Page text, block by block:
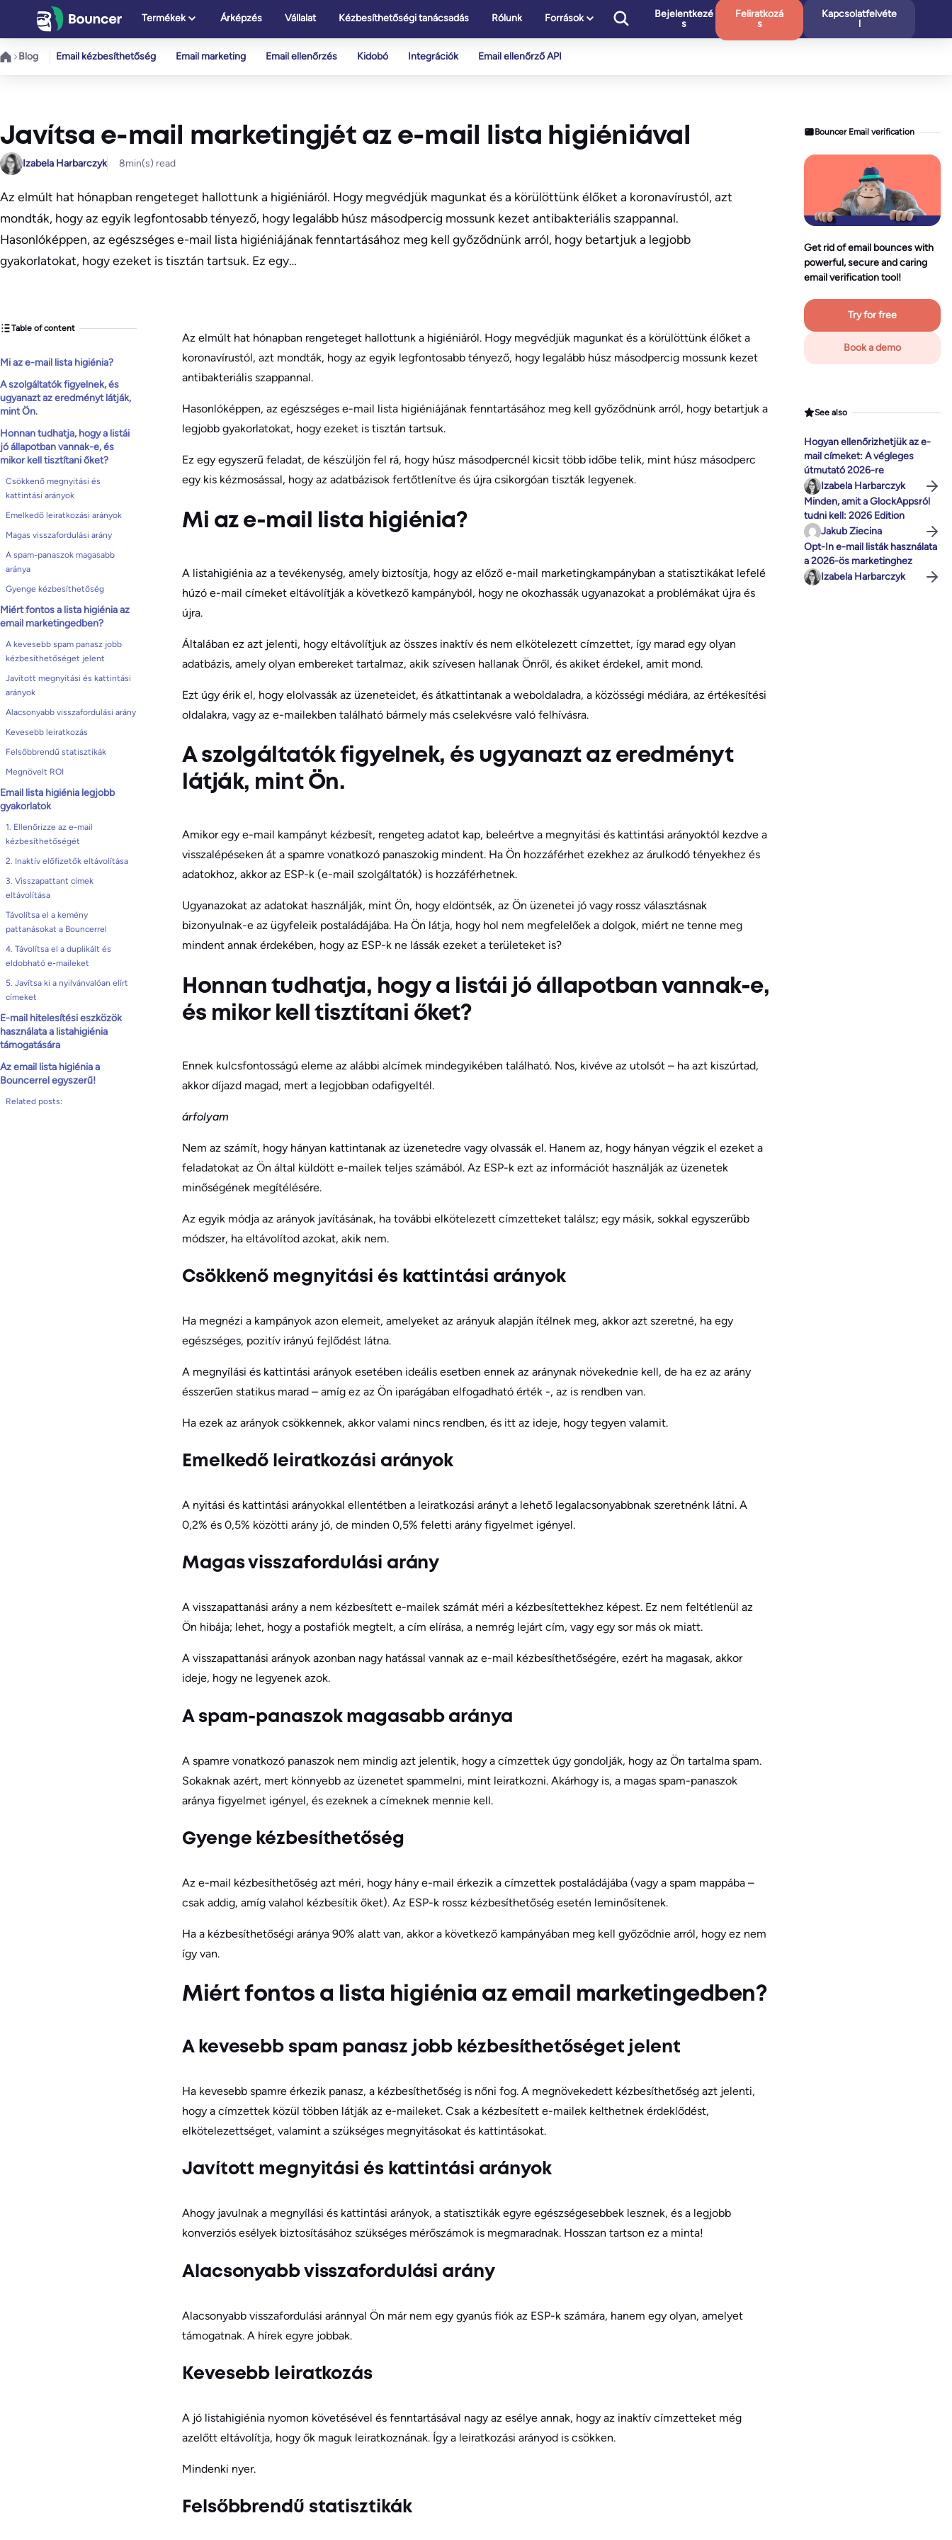
tartalomhoz
Termékek Árképzés Vállalat Kézbesíthetőségi tanácsadás Rólunk Források
Bejelentkezé
s
Feliratkozá
s
Kapcsolatfelvéte
l
Blog Email kézbesíthetőség Email marketing Email ellenőrzés Kidobó Integrációk Email ellenőrző API
Javítsa e-mail marketingjét az e-mail lista higiéniával
Izabela Harbarczyk 8min(s) read
Az elmúlt hat hónapban rengeteget hallottunk a higiéniáról. Hogy megvédjük magunkat és a körülöttünk élőket a koronavírustól, azt
mondták, hogy az egyik legfontosabb tényező, hogy legalább húsz másodpercig mossunk kezet antibakteriális szappannal.
Hasonlóképpen, az egészséges e-mail lista higiéniájának fenntartásához meg kell győződnünk arról, hogy betartjuk a legjobb
gyakorlatokat, hogy ezeket is tisztán tartsuk. Ez egy…
Table of content
Mi az e-mail lista higiénia?
A szolgáltatók figyelnek, és
ugyanazt az eredményt látják,
mint Ön.
Honnan tudhatja, hogy a listái
jó állapotban vannak-e, és
mikor kell tisztítani őket?
Csökkenő megnyitási és
kattintási arányok
Emelkedő leiratkozási arányok
Magas visszafordulási arány
A spam-panaszok magasabb
aránya
Gyenge kézbesíthetőség
Miért fontos a lista higiénia az
email marketingedben?
A kevesebb spam panasz jobb
kézbesíthetőséget jelent
Javított megnyitási és kattintási
arányok
Alacsonyabb visszafordulási arány
Kevesebb leiratkozás
Felsőbbrendű statisztikák
Megnövelt ROI
Email lista higiénia legjobb
gyakorlatok
1. Ellenőrizze az e-mail
kézbesíthetőségét
2. Inaktív előfizetők eltávolítása
3. Visszapattant címek
eltávolítása
Távolítsa el a kemény
pattanásokat a Bouncerrel
4. Távolítsa el a duplikált és
eldobható e-maileket
5. Javítsa ki a nyilvánvalóan elírt
címeket
E-mail hitelesítési eszközök
használata a listahigiénia
támogatására
Az email lista higiénia a
Bouncerrel egyszerű!
Related posts:
Az elmúlt hat hónapban rengeteget hallottunk a higiéniáról. Hogy megvédjük magunkat és a körülöttünk élőket a
koronavírustól, azt mondták, hogy az egyik legfontosabb tényező, hogy legalább húsz másodpercig mossunk kezet
antibakteriális szappannal.
Hasonlóképpen, az egészséges e-mail lista higiéniájának fenntartásához meg kell győződnünk arról, hogy betartjuk a
legjobb gyakorlatokat, hogy ezeket is tisztán tartsuk.
Ez egy egyszerű feladat, de készüljön fel rá, hogy húsz másodpercnél kicsit több időbe telik, mint húsz másodperc
egy kis kézmosással, hogy az adatbázisok fertőtlenítve és újra csikorgóan tiszták legyenek.
Mi az e-mail lista higiénia?
A listahigiénia az a tevékenység, amely biztosítja, hogy az előző e-mail marketingkampányban a statisztikákat lefelé
húzó e-mail címeket eltávolítják a következő kampányból, hogy ne okozhassák ugyanazokat a problémákat újra és
újra.
Általában ez azt jelenti, hogy eltávolítjuk az összes inaktív és nem elkötelezett címzettet, így marad egy olyan
adatbázis, amely olyan embereket tartalmaz, akik szívesen hallanak Önről, és akiket érdekel, amit mond.
Ezt úgy érik el, hogy elolvassák az üzeneteidet, és átkattintanak a weboldaladra, a közösségi médiára, az értékesítési
oldalakra, vagy az e-mailekben található bármely más cselekvésre való felhívásra.
A szolgáltatók figyelnek, és ugyanazt az eredményt
látják, mint Ön.
Amikor egy e-mail kampányt kézbesít, rengeteg adatot kap, beleértve a megnyitási és kattintási arányoktól kezdve a
visszalépéseken át a spamre vonatkozó panaszokig mindent. Ha Ön hozzáférhet ezekhez az árulkodó tényekhez és
adatokhoz, akkor az ESP-k (e-mail szolgáltatók) is hozzáférhetnek.
Ugyanazokat az adatokat használják, mint Ön, hogy eldöntsék, az Ön üzenetei jó vagy rossz választásnak
bizonyulnak-e az ügyfeleik postaládájába. Ha Ön látja, hogy hol nem megfelelőek a dolgok, miért ne tenne meg
mindent annak érdekében, hogy az ESP-k ne lássák ezeket a területeket is?
Honnan tudhatja, hogy a listái jó állapotban vannak-e,
és mikor kell tisztítani őket?
Ennek kulcsfontosságú eleme az alábbi alcímek mindegyikében található. Nos, kivéve az utolsót – ha azt kiszúrtad,
akkor díjazd magad, mert a legjobban odafigyeltél.
árfolyam
Nem az számít, hogy hányan kattintanak az üzenetedre vagy olvassák el. Hanem az, hogy hányan végzik el ezeket a
feladatokat az Ön által küldött e-mailek teljes számából. Az ESP-k ezt az információt használják az üzenetek
minőségének megítélésére.
Az egyik módja az arányok javításának, ha további elkötelezett címzetteket találsz; egy másik, sokkal egyszerűbb
módszer, ha eltávolítod azokat, akik nem.
Csökkenő megnyitási és kattintási arányok
Ha megnézi a kampányok azon elemeit, amelyeket az arányuk alapján ítélnek meg, akkor azt szeretné, ha egy
egészséges, pozitív irányú fejlődést látna.
A megnyílási és kattintási arányok esetében ideális esetben ennek az aránynak növekednie kell, de ha ez az arány
ésszerűen statikus marad – amíg ez az Ön iparágában elfogadható érték -, az is rendben van.
Ha ezek az arányok csökkennek, akkor valami nincs rendben, és itt az ideje, hogy tegyen valamit.
Emelkedő leiratkozási arányok
A nyitási és kattintási arányokkal ellentétben a leiratkozási arányt a lehető legalacsonyabbnak szeretnénk látni. A
0,2% és 0,5% közötti arány jó, de minden 0,5% feletti arány figyelmet igényel.
Magas visszafordulási arány
A visszapattanási arány a nem kézbesített e-mailek számát méri a kézbesítettekhez képest. Ez nem feltétlenül az
Ön hibája; lehet, hogy a postafiók megtelt, a cím elírása, a nemrég lejárt cím, vagy egy sor más ok miatt.
A visszapattanási arányok azonban nagy hatással vannak az e-mail kézbesíthetőségére, ezért ha magasak, akkor
ideje, hogy ne legyenek azok.
A spam-panaszok magasabb aránya
A spamre vonatkozó panaszok nem mindig azt jelentik, hogy a címzettek úgy gondolják, hogy az Ön tartalma spam.
Sokaknak azért, mert könnyebb az üzenetet spammelni, mint leiratkozni. Akárhogy is, a magas spam-panaszok
aránya figyelmet igényel, és ezeknek a címeknek mennie kell.
Gyenge kézbesíthetőség
Az e-mail kézbesíthetőség azt méri, hogy hány e-mail érkezik a címzettek postaládájába (vagy a spam mappába –
csak addig, amíg valahol kézbesítik őket). Az ESP-k rossz kézbesíthetőség esetén leminősítenek.
Ha a kézbesíthetőségi aránya 90% alatt van, akkor a következő kampányában meg kell győződnie arról, hogy ez nem
így van.
Miért fontos a lista higiénia az email marketingedben?
A kevesebb spam panasz jobb kézbesíthetőséget jelent
Ha kevesebb spamre érkezik panasz, a kézbesíthetőség is nőni fog. A megnövekedett kézbesíthetőség azt jelenti,
hogy a címzettek közül többen látják az e-maileket. Csak a kézbesített e-mailek kelthetnek érdeklődést,
elkötelezettséget, valamint a szükséges megnyitásokat és kattintásokat.
Javított megnyitási és kattintási arányok
Ahogy javulnak a megnyílási és kattintási arányok, a statisztikák egyre egészségesebbek lesznek, és a legjobb
konverziós esélyek biztosításához szükséges mérőszámok is megmaradnak. Hosszan tartson ez a minta!
Alacsonyabb visszafordulási arány
Alacsonyabb visszafordulási aránnyal Ön már nem egy gyanús fiók az ESP-k számára, hanem egy olyan, amelyet
támogatnak. A hírek egyre jobbak.
Kevesebb leiratkozás
A jó listahigiénia nyomon követésével és fenntartásával nagy az esélye annak, hogy az inaktív címzetteket még
azelőtt eltávolítja, hogy ők maguk leiratkoznának. Így a leiratkozási arányod is csökken.
Mindenki nyer.
Felsőbbrendű statisztikák
Bouncer Email verification
Get rid of email bounces with
powerful, secure and caring
email verification tool!
Try for free
Book a demo
See also
Hogyan ellenőrizhetjük az e-
mail címeket: A végleges
útmutató 2026-re
Izabela Harbarczyk
Minden, amit a GlockAppsról
tudni kell: 2026 Edition
Jakub Ziecina
Opt-In e-mail listák használata
a 2026-ös marketinghez
Izabela Harbarczyk